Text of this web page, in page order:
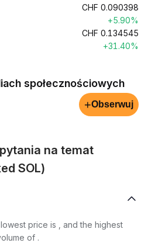
CHF 0.090398
+5.90%
CHF 0.134545
+31.40%
społecznościowych
+Obserwuj
na temat
SOL)
price is , and the highest
of .